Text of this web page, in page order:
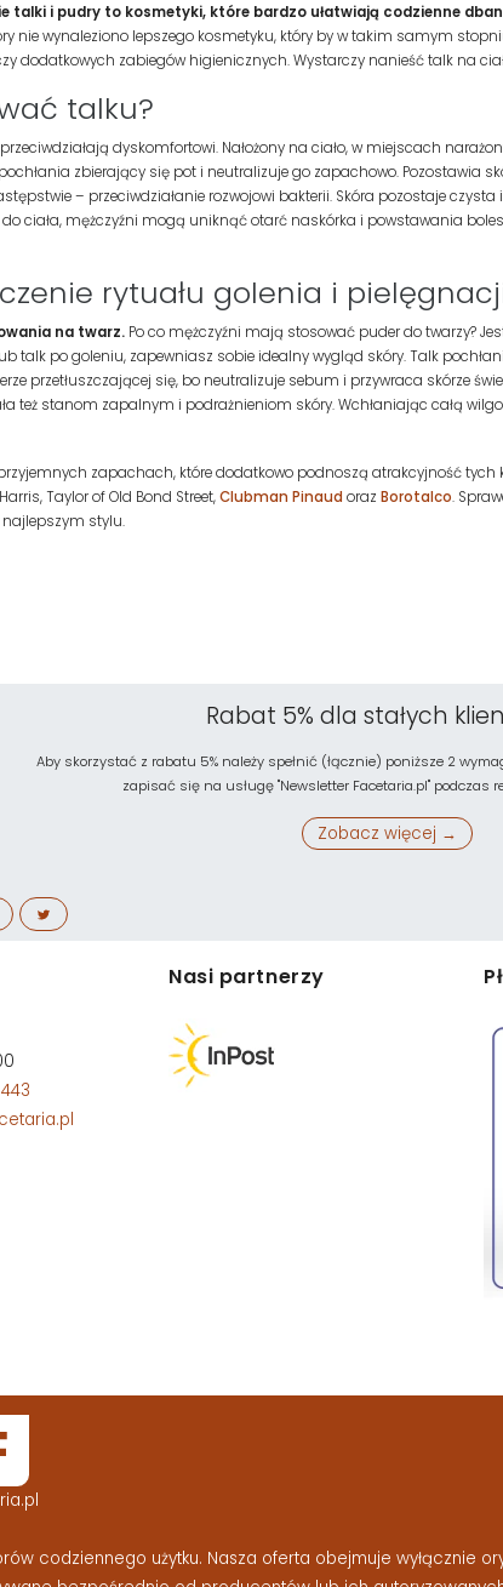
talki i pudry to kosmetyki, które bardzo ułatwiają codzienne
nie wynaleziono lepszego kosmetyku, który by w takim samym
dodatkowych zabiegów higienicznych. Wystarczy nanieść talk na
talku?
dyskomfortowi. Nałożony na ciało, w miejscach
zbierający się pot i neutralizuje go zapachowo. Pozostawia
– przeciwdziałanie rozwojowi bakterii. Skóra pozostaje
ciała, mężczyźni mogą uniknąć otarć naskórka i powstawania
rytuału golenia i
na twarz. Po co mężczyźni mają stosować puder do twarzy?
talk po goleniu, zapewniasz sobie idealny wygląd skóry. Talk
przetłuszczającej się, bo neutralizuje sebum i przywraca skórze
też stanom zapalnym i podrażnieniom skóry. Wchłaniając całą
zapachach, które dodatkowo podnoszą atrakcyjność tych
Taylor of Old Bond Street,Clubman Pinaud oraz Borotalco.
stylu.
Rabat 5% dla stałych
Aby skorzystać z rabatu 5% należy spełnić (łącznie) poniższe 2
zapisać się na usługę "Newsletter Facetaria.pl" podczas
Zobacz więcej →
Nasi partnerzy
codziennego użytku. Nasza oferta obejmuje wyłącznie